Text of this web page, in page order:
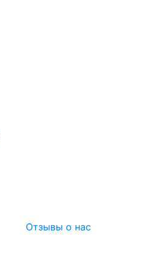
Отзывы о нас